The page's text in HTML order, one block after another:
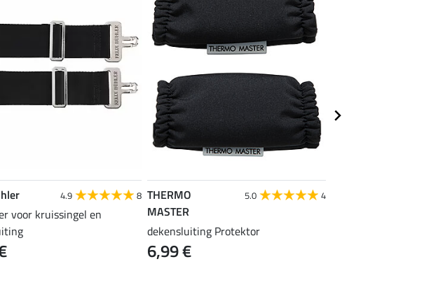
4.9 8
voor kruissingel en
THERMO
MASTER
5.0 4
dekensluiting Protektor
6,99 €